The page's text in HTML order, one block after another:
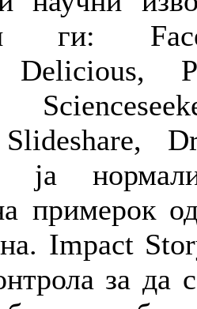
ги:
Delicious,
ја
примерок
Impact
за да